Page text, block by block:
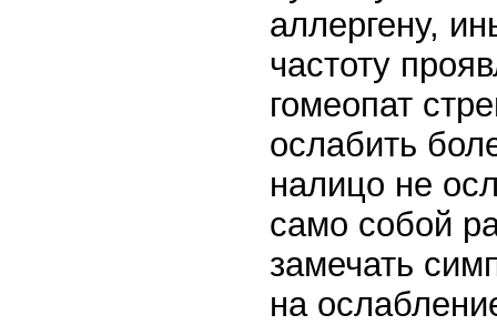
аллергену,
частоту
гомеопат
ослабить
налицо не
само собой
замечать
на